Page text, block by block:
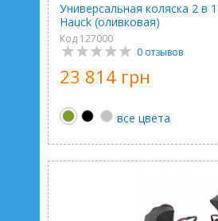
Универсальная коляска 2 в
Hauck (оливковая)
Код 127000
0 отзывов
23 814 грн
все цвета